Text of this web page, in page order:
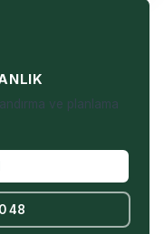
ve planlama
48